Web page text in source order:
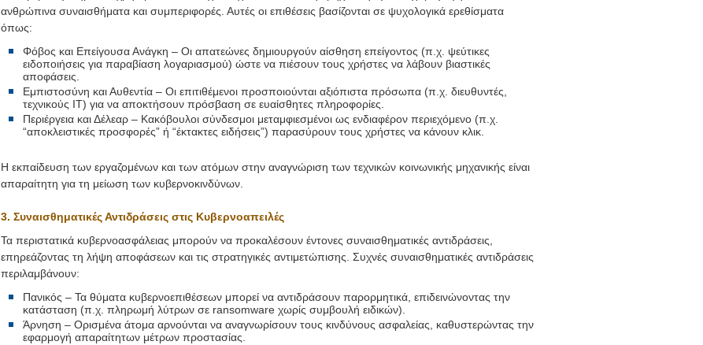
ανθρώπινα συναισθήματα και συμπεριφορές. Αυτές οι επιθέσεις βασίζονται σε ψυχολογικά ερεθίσματα
όπως:
Φόβος και Επείγουσα Ανάγκη – Οι απατεώνες δημιουργούν αίσθηση επείγοντος (π.χ. ψεύτικες
ειδοποιήσεις για παραβίαση λογαριασμού) ώστε να πιέσουν τους χρήστες να λάβουν βιαστικές
αποφάσεις.
Εμπιστοσύνη και Αυθεντία – Οι επιτιθέμενοι προσποιούνται αξιόπιστα πρόσωπα (π.χ. διευθυντές,
τεχνικούς IT) για να αποκτήσουν πρόσβαση σε ευαίσθητες πληροφορίες.
Περιέργεια και Δέλεαρ – Κακόβουλοι σύνδεσμοι μεταμφιεσμένοι ως ενδιαφέρον περιεχόμενο (π.χ.
“αποκλειστικές προσφορές” ή “έκτακτες ειδήσεις”) παρασύρουν τους χρήστες να κάνουν κλικ.
Η εκπαίδευση των εργαζομένων και των ατόμων στην αναγνώριση των τεχνικών κοινωνικής μηχανικής είναι
απαραίτητη για τη μείωση των κυβερνοκινδύνων.
3. Συναισθηματικές Αντιδράσεις στις Κυβερνοαπειλές
Τα περιστατικά κυβερνοασφάλειας μπορούν να προκαλέσουν έντονες συναισθηματικές αντιδράσεις,
επηρεάζοντας τη λήψη αποφάσεων και τις στρατηγικές αντιμετώπισης. Συχνές συναισθηματικές αντιδράσεις
περιλαμβάνουν:
Πανικός – Τα θύματα κυβερνοεπιθέσεων μπορεί να αντιδράσουν παρορμητικά, επιδεινώνοντας την
κατάσταση (π.χ. πληρωμή λύτρων σε ransomware χωρίς συμβουλή ειδικών).
Άρνηση – Ορισμένα άτομα αρνούνται να αναγνωρίσουν τους κινδύνους ασφαλείας, καθυστερώντας την
εφαρμογή απαραίτητων μέτρων προστασίας.